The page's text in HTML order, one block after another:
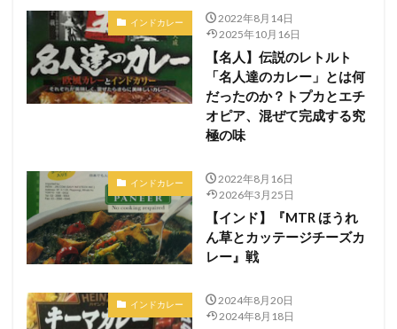
インドカレー
2022年8月14日
2025年10月16日
【名人】伝説のレトルト
「名人達のカレー」とは何
だったのか？トプカとエチ
オピア、混ぜて完成する究
極の味
インドカレー
2022年8月16日
2026年3月25日
【インド】『MTR ほうれ
ん草とカッテージチーズカ
レー』戦
インドカレー
2024年8月20日
2024年8月18日